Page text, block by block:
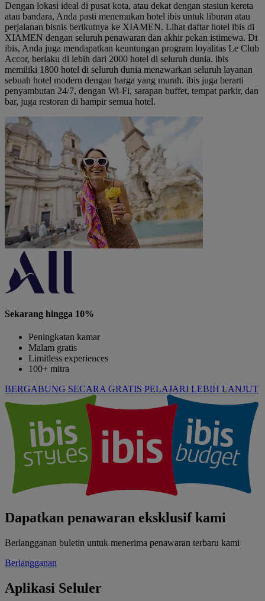
Dengan lokasi ideal di pusat kota, atau dekat dengan stasiun kereta
atau bandara, Anda pasti menemukan hotel ibis untuk liburan atau
perjalanan bisnis berikutnya ke XIAMEN. Lihat daftar hotel ibis di
XIAMEN dengan seluruh penawaran dan akhir pekan istimewa. Di
ibis, Anda juga mendapatkan keuntungan program loyalitas Le Club
Accor, berlaku di lebih dari 2000 hotel di seluruh dunia. ibis
memiliki 1800 hotel di seluruh dunia menawarkan seluruh layanan
sebuah hotel modern dengan harga yang murah. ibis juga berarti
penyambutan 24/7, dengan Wi-Fi, sarapan buffet, tempat parkir, dan
bar, juga restoran di hampir semua hotel.
Sekarang hingga 10%
Peningkatan kamar
Malam gratis
Limitless experiences
100+ mitra
BERGABUNG SECARA GRATIS PELAJARI LEBIH LANJUT
Dapatkan penawaran eksklusif kami
Berlangganan buletin untuk menerima penawaran terbaru kami
Berlangganan
Aplikasi Seluler